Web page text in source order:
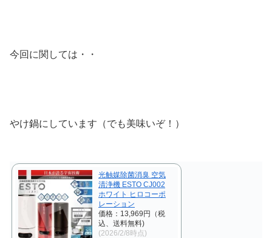
今回に関しては・・
やけ鍋にしています（でも美味いぞ！）
光触媒除菌消臭 空気
清浄機 ESTO CJ002
ホワイト ヒロコーポ
レーション
価格：13,969円（税
込、送料無料)
(2026/2/8時点)